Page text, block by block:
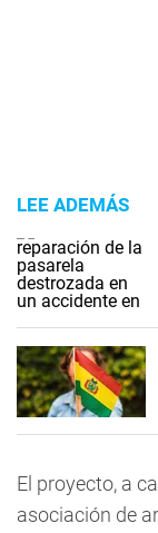
LEE ADEMÁS
El proyecto, a
asociación de